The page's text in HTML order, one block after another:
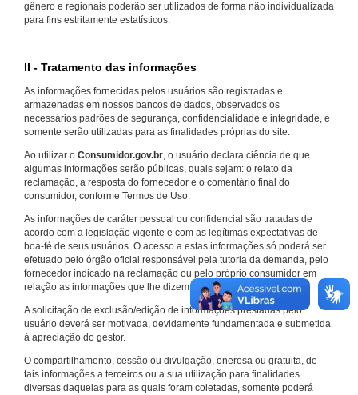
gênero e regionais poderão ser utilizados de forma não individualizada
para fins estritamente estatísticos.
II - Tratamento das informações
As informações fornecidas pelos usuários são registradas e
armazenadas em nossos bancos de dados, observados os
necessários padrões de segurança, confidencialidade e integridade, e
somente serão utilizadas para as finalidades próprias do site.
Ao utilizar o Consumidor.gov.br, o usuário declara ciência de que
algumas informações serão públicas, quais sejam: o relato da
reclamação, a resposta do fornecedor e o comentário final do
consumidor, conforme Termos de Uso.
As informações de caráter pessoal ou confidencial são tratadas de
acordo com a legislação vigente e com as legítimas expectativas de
boa-fé de seus usuários. O acesso a estas informações só poderá ser
efetuado pelo órgão oficial responsável pela tutoria da demanda, pelo
fornecedor indicado na reclamação ou pelo próprio consumidor em
relação as informações que lhe dizem respeito.
A solicitação de exclusão/edição de informações prestadas pelo
usuário deverá ser motivada, devidamente fundamentada e submetida
à apreciação do gestor.
O compartilhamento, cessão ou divulgação, onerosa ou gratuita, de
tais informações a terceiros ou a sua utilização para finalidades
diversas daquelas para as quais foram coletadas, somente poderá